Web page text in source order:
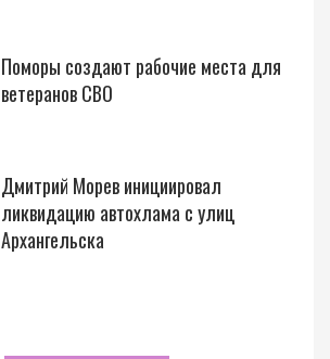
Поморы создают рабочие места для
ветеранов СВО
Дмитрий Морев инициировал
ликвидацию автохлама с улиц
Архангельска